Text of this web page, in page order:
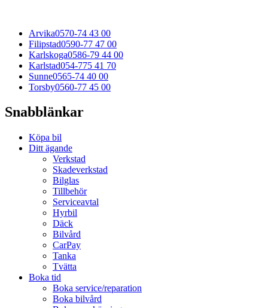
Arvika0570-74 43 00
Filipstad0590-77 47 00
Karlskoga0586-79 44 00
Karlstad054-775 41 70
Sunne0565-74 40 00
Torsby0560-77 45 00
Snabblänkar
Köpa bil
Ditt ägande
Verkstad
Skadeverkstad
Bilglas
Tillbehör
Serviceavtal
Hyrbil
Däck
Bilvård
CarPay
Tanka
Tvätta
Boka tid
Boka service/reparation
Boka bilvård